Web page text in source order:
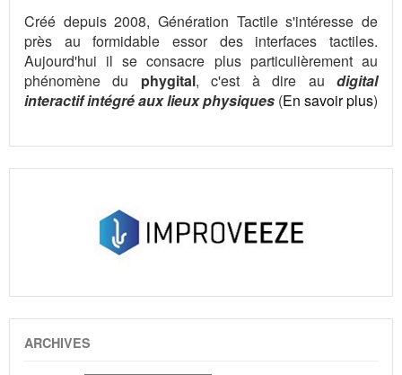
Créé depuis 2008, Génération Tactile s'intéresse de
près au formidable essor des interfaces tactiles.
Aujourd'hui il se consacre plus particulièrement au
phénomène du phygital, c'est à dire audigital
interactif intégré aux lieux physiques (En savoir plus)
ARCHIVES